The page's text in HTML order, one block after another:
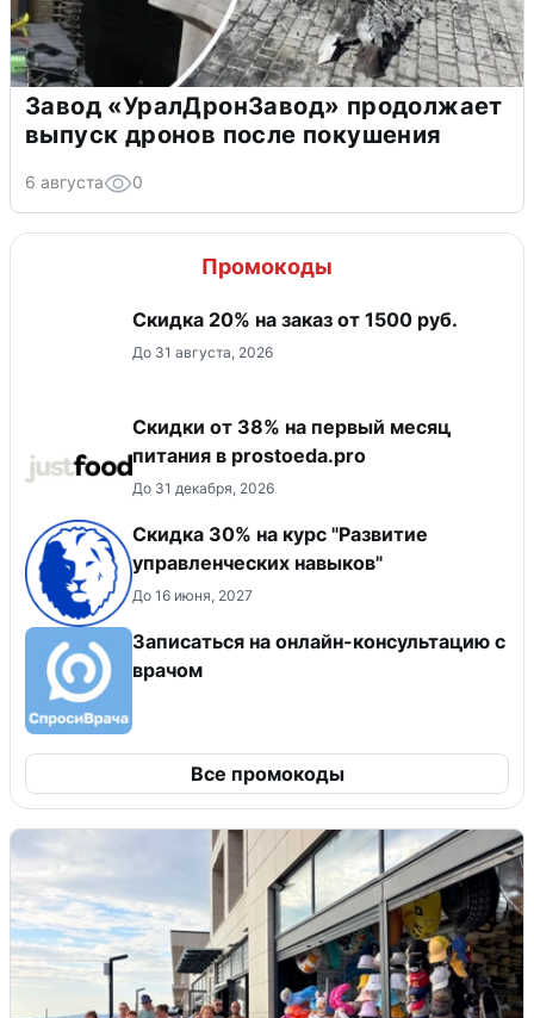
Завод «УралДронЗавод» продолжает
выпуск дронов после покушения
6 августа 0
Промокоды
Скидка 20% на заказ от 1500 руб.
До 31 августа, 2026
​Скидки от 38% на первый месяц
питания в prostoeda.pro
До 31 декабря, 2026
Скидка 30% на курс "Развитие
управленческих навыков"
До 16 июня, 2027
Записаться на онлайн-консультацию с
врачом
Все промокоды